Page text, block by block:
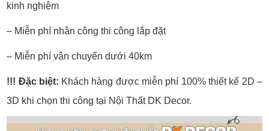
kinh nghiệm
– Miễn phí nhân công thi công lắp đặt
– Miễn phí vận chuyển dưới 40km
!!! Đặc biệt: Khách hàng được miễn phí 100% thiết kế 2D –
3D khi chọn thi công tại Nội Thất DK Decor.